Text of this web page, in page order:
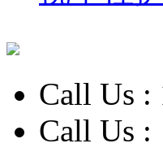
Call Us :
Call Us :